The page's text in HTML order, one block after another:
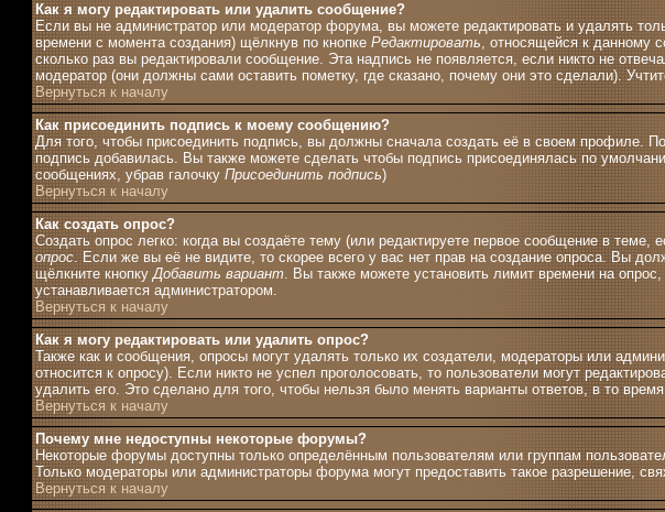
Как я могу редактировать или удалить сообщение?
Если вы не администратор или модератор форума, вы можете редактировать и удалять
времени с момента создания) щёлкнув по кнопке Редактировать, относящейся к данному
сколько раз вы редактировали сообщение. Эта надпись не появляется, если никто не
модератор (они должны сами оставить пометку, где сказано, почему они это сделали).
Вернуться к началу
Как присоединить подпись к моему сообщению?
Для того, чтобы присоединить подпись, вы должны сначала создать её в своем профиле.
подпись добавилась. Вы также можете сделать чтобы подпись присоединялась по
сообщениях, убрав галочку Присоединить подпись)
Вернуться к началу
Как создать опрос?
Создать опрос легко: когда вы создаёте тему (или редактируете первое сообщение в
опрос. Если же вы её не видите, то скорее всего у вас нет прав на создание опроса. Вы
щёлкните кнопкуДобавить вариант. Вы также можете установить лимит времени на опрос,
устанавливается администратором.
Вернуться к началу
Как я могу редактировать или удалить опрос?
Также как и сообщения, опросы могут удалять только их создатели, модераторы или
относится к опросу). Если никто не успел проголосовать, то пользователи могут
удалить его. Это сделано для того, чтобы нельзя было менять варианты ответов, в то
Вернуться к началу
Почему мне недоступны некоторые форумы?
Некоторые форумы доступны только определённым пользователям или группам
Только модераторы или администраторы форума могут предоставить такое разрешение,
Вернуться к началу